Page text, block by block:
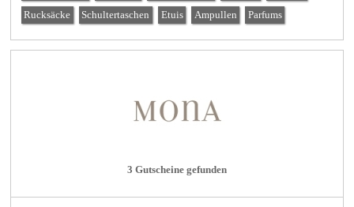
Rucksäcke Schultertaschen Etuis Ampullen Parfums
3 Gutscheine gefunden